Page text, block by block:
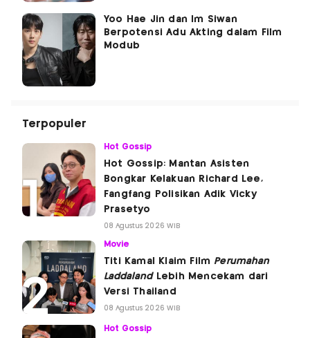
Yoo Hae Jin dan Im Siwan
Berpotensi Adu Akting dalam Film
Modub
Terpopuler
Hot Gossip
Hot Gossip: Mantan Asisten
Bongkar Kelakuan Richard Lee,
Fangfang Polisikan Adik Vicky
Prasetyo
08 Agustus 2026 WIB
Movie
Titi Kamal Klaim Film Perumahan
LaddalandLebih Mencekam dari
Versi Thailand
08 Agustus 2026 WIB
Hot Gossip